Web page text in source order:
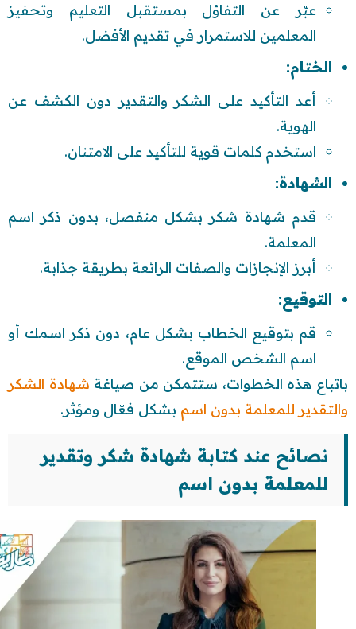
عبّر عن التفاؤل بمستقبل التعليم وتحفيز
المعلمين للاستمرار في تقديم الأفضل.
الختام:
أعد التأكيد على الشكر والتقدير دون الكشف عن
الهوية.
استخدم كلمات قوية للتأكيد على الامتنان.
الشهادة:
قدم شهادة شكر بشكل منفصل، بدون ذكر اسم
المعلمة.
أبرز الإنجازات والصفات الرائعة بطريقة جذابة.
التوقيع:
قم بتوقيع الخطاب بشكل عام، دون ذكر اسمك أو
اسم الشخص الموقع.
باتباع هذه الخطوات، ستتمكن من صياغة شهادة الشكر
والتقدير للمعلمة بدون اسم بشكل فعّال ومؤثر.
نصائح عند كتابة شهادة شكر وتقدير
للمعلمة بدون اسم